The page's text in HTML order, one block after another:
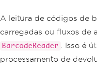
A leitura de códigos de
carregadas ou fluxos de
BarcodeReader
. Isso é
processamento de